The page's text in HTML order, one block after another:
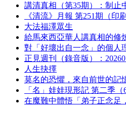
講清真相（第35期）：制止
《清流》月報 第251期（印
大法福澤眾生
給馬來西亞華人講真相的修
對「好壞出自一念」的個人
正見週刊（錄音版）：
人生抉擇
莫名的恐懼，來自前世的記
「名」娃娃現形記 第二季（6
在魔難中體悟「弟子正念足